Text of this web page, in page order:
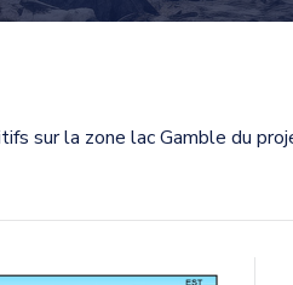
sur la zone lac Gamble du